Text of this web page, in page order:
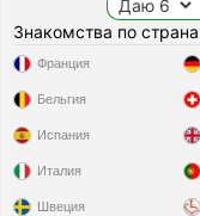
Знакомства по
Франция
Бельгия
Испания
Италия
Швеция